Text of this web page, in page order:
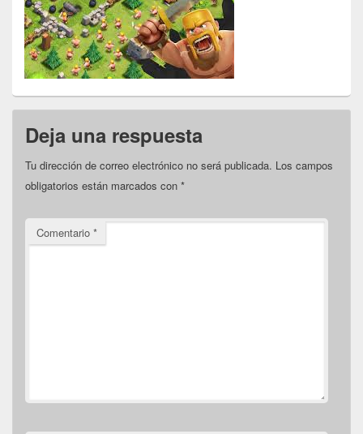
Deja una respuesta
Tu dirección de correo electrónico no será publicada. Los campos
obligatorios están marcados con *
Comentario *